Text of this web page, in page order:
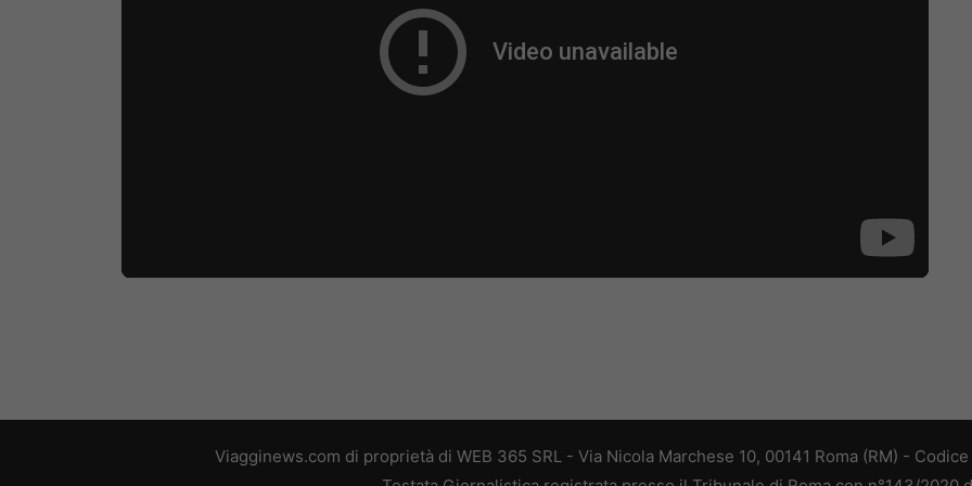
Viagginews.com di proprietà di WEB 365 SRL - Via Nicola Marchese 10, 00141 Roma (RM) -